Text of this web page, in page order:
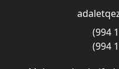
(994
(994